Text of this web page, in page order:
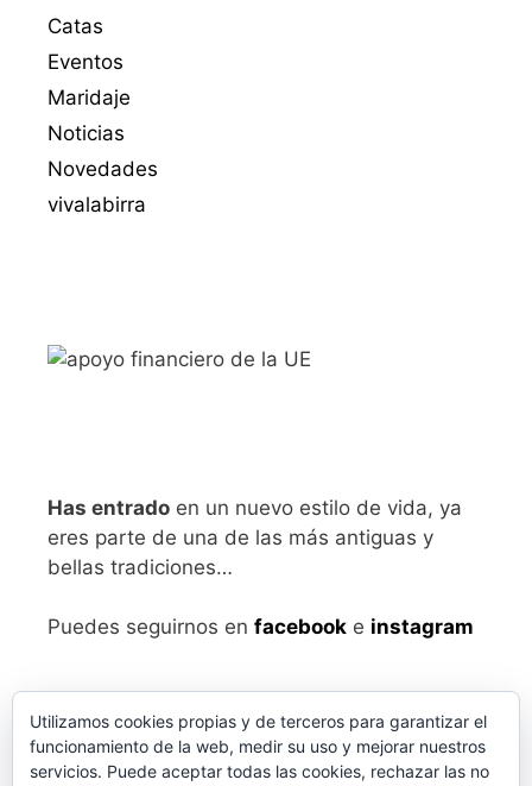
Catas
Eventos
Maridaje
Noticias
Novedades
vivalabirra
Has entrado en un nuevo estilo de vida, ya
eres parte de una de las más antiguas y
bellas tradiciones…
Puedes seguirnos en facebook e instagram
Utilizamos cookies propias y de terceros para garantizar el
funcionamiento de la web, medir su uso y mejorar nuestros
servicios. Puede aceptar todas las cookies, rechazar las no